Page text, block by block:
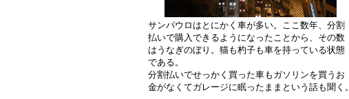
サンパウロはとにかく車が多い。ここ数年、分割
払いで購入できるようになったことから、その数
はうなぎのぼり。猫も杓子も車を持っている状態
である。
分割払いでせっかく買った車もガソリンを買うお
金がなくてガレージに眠ったままという話も聞く。